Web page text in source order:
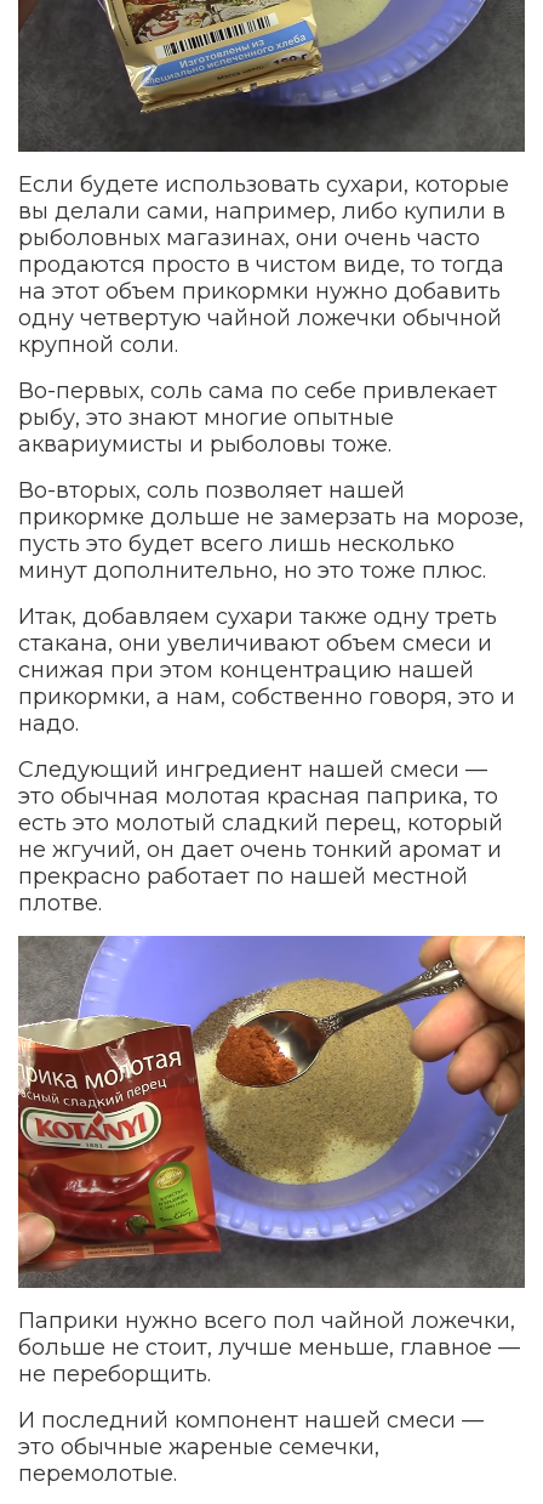
Если будете использовать сухари, которые
вы делали сами, например, либо купили в
рыболовных магазинах, они очень часто
продаются просто в чистом виде, то тогда
на этот объем прикормки нужно добавить
одну четвертую чайной ложечки обычной
крупной соли.
Во-первых, соль сама по себе привлекает
рыбу, это знают многие опытные
аквариумисты и рыболовы тоже.
Во-вторых, соль позволяет нашей
прикормке дольше не замерзать на морозе,
пусть это будет всего лишь несколько
минут дополнительно, но это тоже плюс.
Итак, добавляем сухари также одну треть
стакана, они увеличивают объем смеси и
снижая при этом концентрацию нашей
прикормки, а нам, собственно говоря, это и
надо.
Следующий ингредиент нашей смеси —
это обычная молотая красная паприка, то
есть это молотый сладкий перец, который
не жгучий, он дает очень тонкий аромат и
прекрасно работает по нашей местной
плотве.
Паприки нужно всего пол чайной ложечки,
больше не стоит, лучше меньше, главное —
не переборщить.
И последний компонент нашей смеси —
это обычные жареные семечки,
перемолотые.